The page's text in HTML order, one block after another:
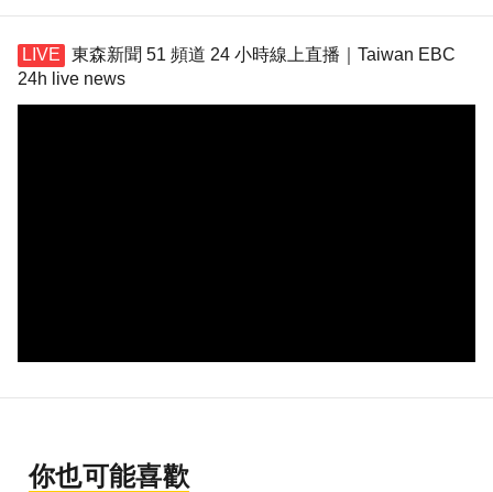
東森新聞 51 頻道 24 小時線上直播｜Taiwan EBC
24h live news
你也可能喜歡